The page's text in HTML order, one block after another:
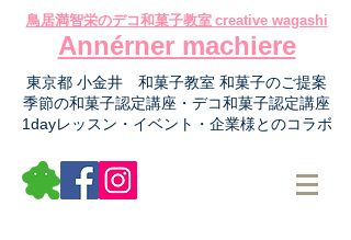
鳥居満智栄のデコ和菓子教室 creative wagashi
Annérner machiere
東京都 小金井 和菓子教室 和菓子のご提案
季節の和菓子認定講座​・デコ和菓子認定講座
1dayレッスン・イベント・企業様とのコラボ